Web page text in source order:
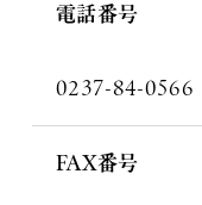
電話番号
0237-84-0566
FAX番号